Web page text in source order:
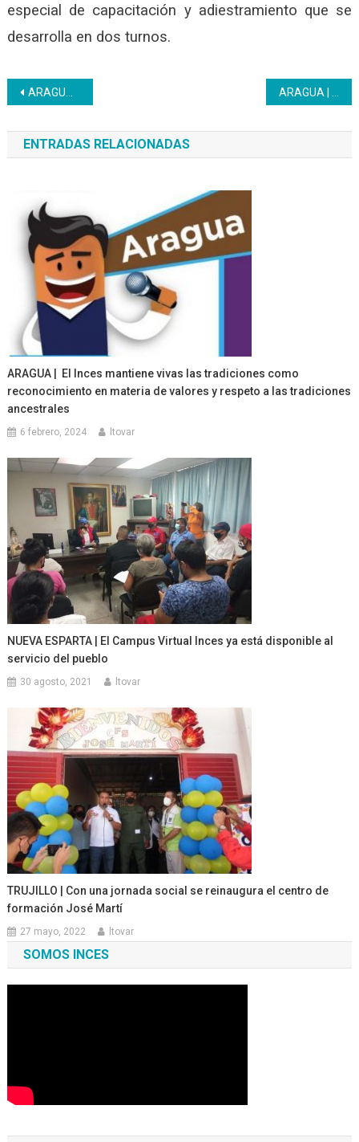
especial de capacitación y adiestramiento que se
desarrolla en dos turnos.
Navegación
de
entradas
ARAGUA | La prevención y el mantenimiento de las medidas de bioseguridad son la clave
ENTRADAS RELACIONADAS
ARAGUA | El Inces mantiene vivas las tradiciones como
reconocimiento en materia de valores y respeto a las tradiciones
ancestrales
6 febrero, 2024 ltovar
NUEVA ESPARTA | El Campus Virtual Inces ya está disponible al
servicio del pueblo
30 agosto, 2021 ltovar
TRUJILLO | Con una jornada social se reinaugura el centro de
formación José Martí
27 mayo, 2022 ltovar
SOMOS INCES